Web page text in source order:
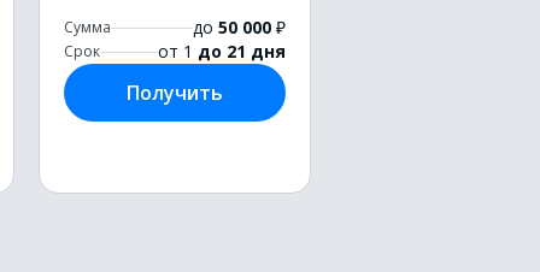
Сумма до 50 000 ₽
Срок от 1 до 21 дня
Получить